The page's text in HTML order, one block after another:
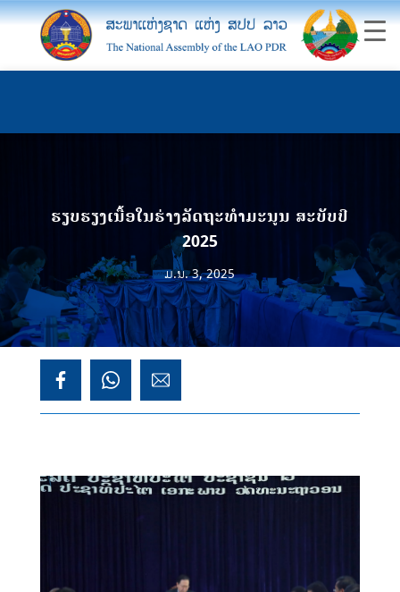
ຮຽບຮຽງເນື້ອໃນຮ່າງລັດຖະທຳມະນູນ ສະບັບປີ
2025
ມ.ນ. 3, 2025